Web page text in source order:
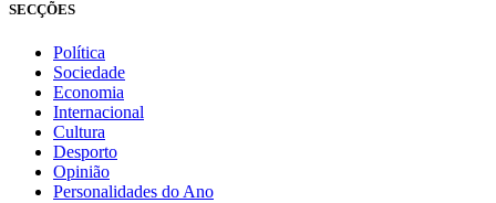
SECÇÕES
Política
Sociedade
Economia
Internacional
Cultura
Desporto
Opinião
Personalidades do Ano